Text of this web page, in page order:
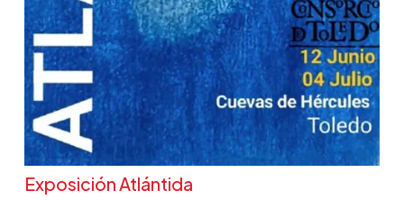
Exposición Atlántida